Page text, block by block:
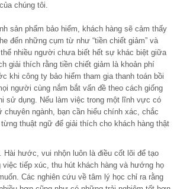
chúng tôi.
sản phẩm bảo hiểm, khách hàng sẽ cảm thấy
đến những cụm từ như “tiền chiết giảm” và
thể nhiều người chưa biết hết sự khác biệt giữa
giải thích rằng tiền chiết giảm là khoản phí
khi công ty bảo hiểm tham gia thanh toán bồi
người cùng nắm bắt vấn đề theo cách giống
sử dụng. Nếu làm việc trong một lĩnh vực có
chuyên ngành, bạn cần hiểu chính xác, chắc
thuật ngữ để giải thích cho khách hàng thật
hước, vui nhộn luôn là điều cốt lõi để tạo
việc tiếp xúc, thu hút khách hàng và hướng họ
Các nghiên cứu về tâm lý học chỉ ra rằng